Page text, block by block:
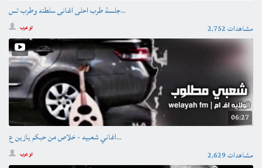
جلسة طرب احلى اغانى سلطنه وطرب تس...
تو عرب 2,752 مشاهدات
06:27
اغاني شعبيه - خلاص من حبكم يازين ع...
تو عرب 2,629 مشاهدات